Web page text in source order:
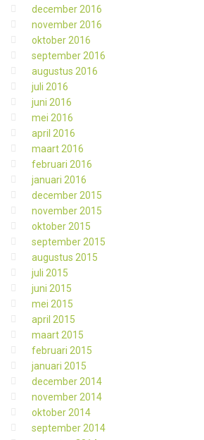
december 2016
november 2016
oktober 2016
september 2016
augustus 2016
juli 2016
juni 2016
mei 2016
april 2016
maart 2016
februari 2016
januari 2016
december 2015
november 2015
oktober 2015
september 2015
augustus 2015
juli 2015
juni 2015
mei 2015
april 2015
maart 2015
februari 2015
januari 2015
december 2014
november 2014
oktober 2014
september 2014